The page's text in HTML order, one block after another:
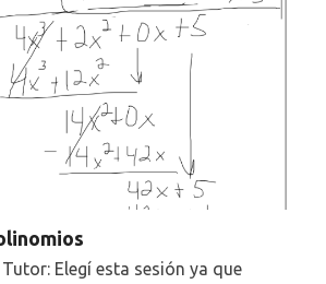
Elegí esta sesión ya que